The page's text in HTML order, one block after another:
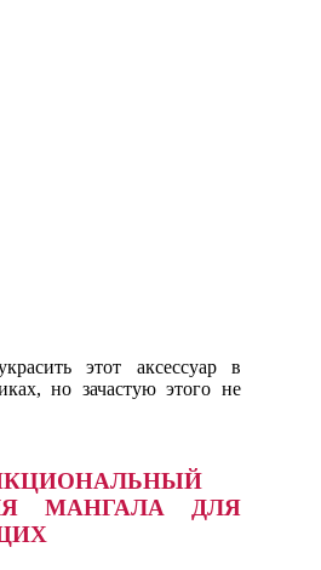
этот аксессуар в
но зачастую этого не
МАНГАЛА ДЛЯ